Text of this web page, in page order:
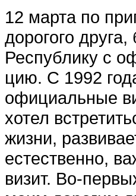
12 марта по
дорого­го
Республику с
цию. С 1992
официальные
хотел
жизни,
естественно,
визит. Во-